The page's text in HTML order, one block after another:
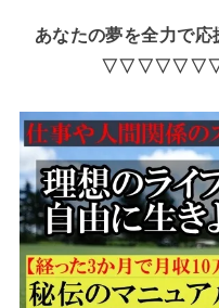
あなたの夢を全力で